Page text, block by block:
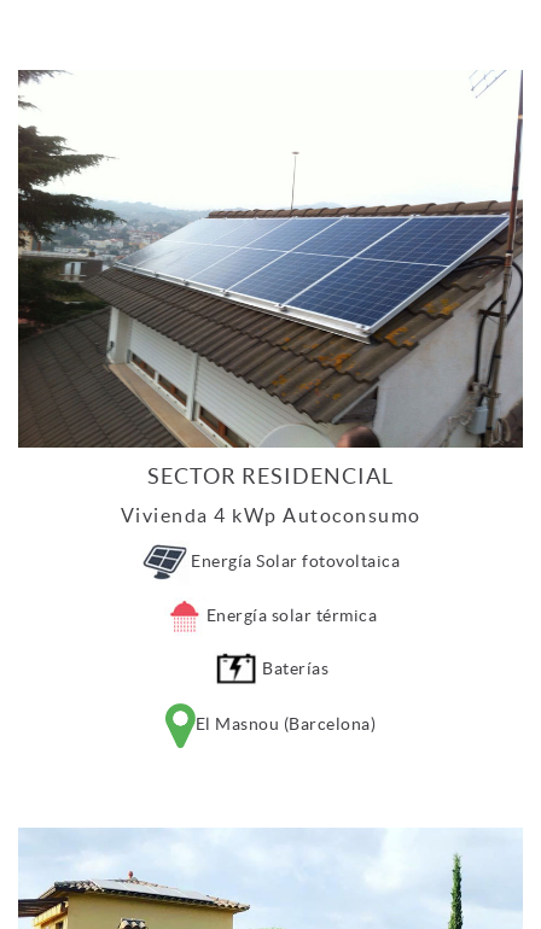
SECTOR RESIDENCIAL
Vivienda 4 kWp Autoconsumo
Energía Solar fotovoltaica
Energía solar térmica
Baterías
El Masnou (Barcelona)